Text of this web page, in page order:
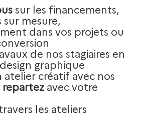
sur les financements,
mesure,
dans vos projets ou
de nos stagiaires en
graphique
atelier créatif avec nos
repartez avec votre
les ateliers